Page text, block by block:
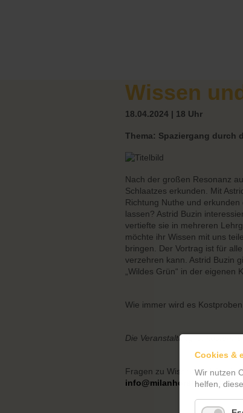
Wissen
18.04.2024 | 18 Uhr
Thema: Spaziergang durch
Nach der großen Resonanz
Schlaatzes erkunden. Mit
Richtung Nuthe und
lassen? Astrid Buzin
vertiefte sie in mehreren
möchte ihr Wissen mit uns
bringen. Der Vortrag ist für
verzehren kann. Astrid Buzin
„Wildes Grün“ in der eigenen
Wie immer wird es
Die Veranstaltung ist
Fragen zu Wissen und
info@milanhorst-potsdam.de
Cookies &
Wir nutzen
helfen,